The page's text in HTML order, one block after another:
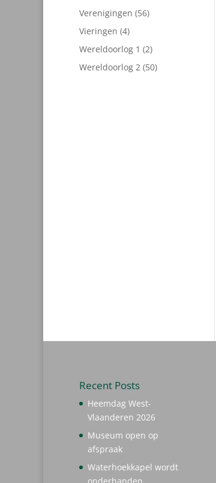
Verenigingen 5656
Vieringen 44
producten
Wereldoorlog 1 22
producten
Wereldoorlog 2 5050
Recent Posts
Heemdag West-
Vlaanderen 2026
Museum open op
afspraak
Waterhoekkapel wordt